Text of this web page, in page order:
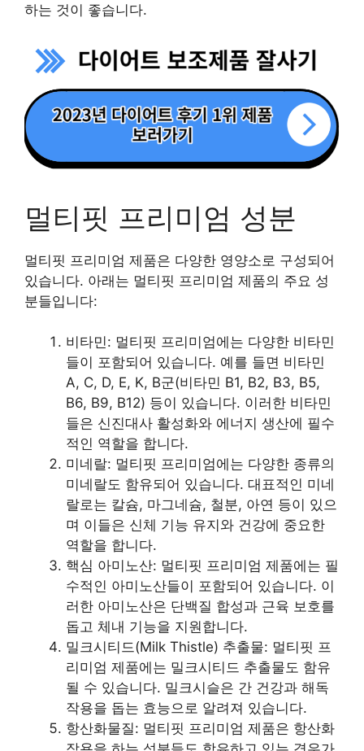
하는 것이 좋습니다.
멀티핏 프리미엄 성분
멀티핏 프리미엄 제품은 다양한 영양소로 구성되어
있습니다. 아래는 멀티핏 프리미엄 제품의 주요 성
분들입니다:
비타민: 멀티핏 프리미엄에는 다양한 비타민
들이 포함되어 있습니다. 예를 들면 비타민
A, C, D, E, K, B군(비타민 B1, B2, B3, B5,
B6, B9, B12) 등이 있습니다. 이러한 비타민
들은 신진대사 활성화와 에너지 생산에 필수
적인 역할을 합니다.
미네랄: 멀티핏 프리미엄에는 다양한 종류의
미네랄도 함유되어 있습니다. 대표적인 미네
랄로는 칼슘, 마그네슘, 철분, 아연 등이 있으
며 이들은 신체 기능 유지와 건강에 중요한
역할을 합니다.
핵심 아미노산: 멀티핏 프리미엄 제품에는 필
수적인 아미노산들이 포함되어 있습니다. 이
러한 아미노산은 단백질 합성과 근육 보호를
돕고 체내 기능을 지원합니다.
밀크시티드(Milk Thistle) 추출물: 멀티핏 프
리미엄 제품에는 밀크시티드 추출물도 함유
될 수 있습니다. 밀크시슬은 간 건강과 해독
작용을 돕는 효능으로 알려져 있습니다.
항산화물질: 멀티핏 프리미엄 제품은 항산화